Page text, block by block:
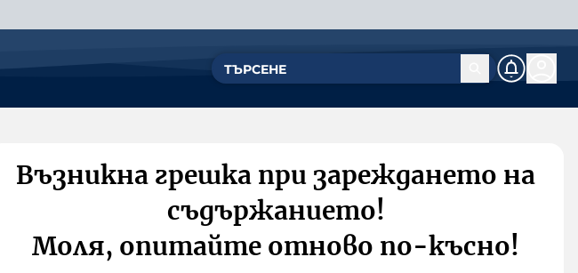
Възникна грешка при зареждането на
съдържанието!
Моля, опитайте отново по-късно!